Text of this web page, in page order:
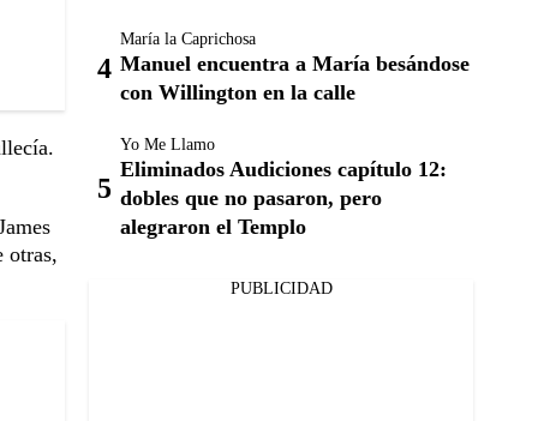
otras,
María la Caprichosa
Manuel encuentra a María besándose
con Willington en la calle
Yo Me Llamo
Eliminados Audiciones capítulo 12:
dobles que no pasaron, pero
alegraron el Templo
PUBLICIDAD